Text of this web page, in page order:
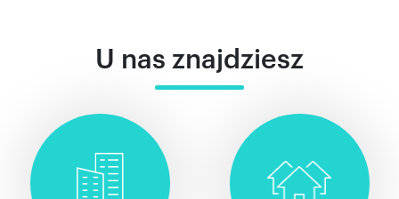
U nas znajdziesz